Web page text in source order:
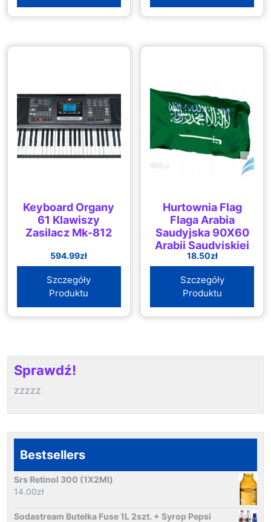
Keyboard Organy
61 Klawiszy
Zasilacz Mk-812
594.99zł
Szczegóły
Produktu
Hurtownia Flag
Flaga Arabia
Saudyjska 90X60
Arabii Saudyjskiej
18.50zł
Szczegóły
Produktu
Sprawdź!
zzzzz
Bestsellers
Srs Retinol 300 (1X2Ml)
14.00zł
Sodastream Butelka Fuse 1L 2szt. + Syrop Pepsi